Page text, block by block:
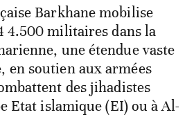
Barkhane mobilise
4.500 militaires dans la
une étendue vaste
en soutien aux armées
des jihadistes
Etat islamique (EI) ou à Al-